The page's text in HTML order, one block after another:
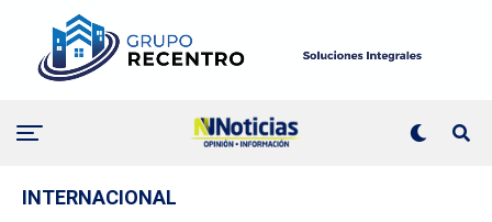
INTERNACIONAL